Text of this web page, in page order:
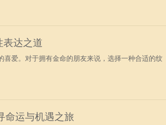
达之道
爱。对于拥有金命的朋友来说，选择一种合适的纹
命运与机遇之旅